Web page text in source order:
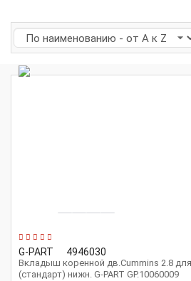
G-PART 4946030
Вкладыш коренной дв.Cummins 2.8
(стандарт) нижн. G-PART GP.10060009